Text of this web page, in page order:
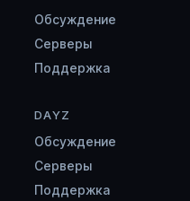
Обсуждение
Серверы
Поддержка
DAYZ
Обсуждение
Серверы
Поддержка